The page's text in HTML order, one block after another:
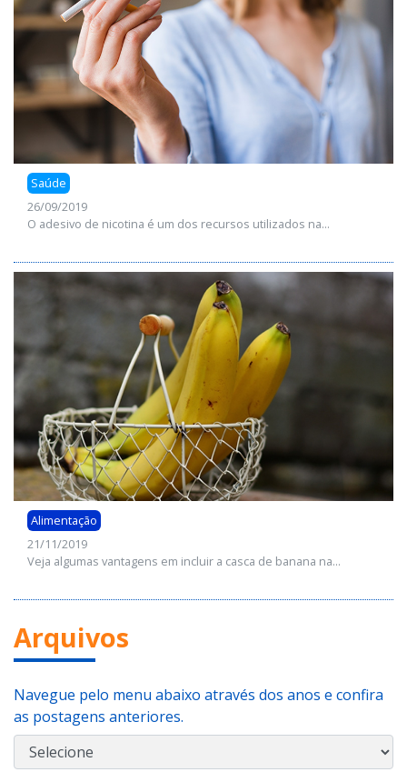
Saúde
26/09/2019
O adesivo de nicotina é um dos recursos utilizados na...
Alimentação
21/11/2019
Veja algumas vantagens em incluir a casca de banana na...
Arquivos
Navegue pelo menu abaixo através dos anos e confira
as postagens anteriores.